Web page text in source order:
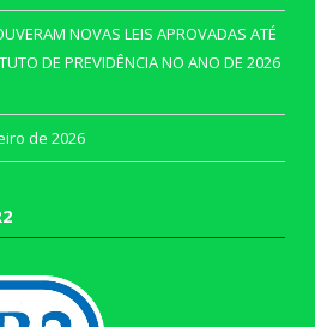
NOVAS LEIS APROVADAS ATÉ
DE PREVIDÊNCIA NO ANO DE 2026
de 2026